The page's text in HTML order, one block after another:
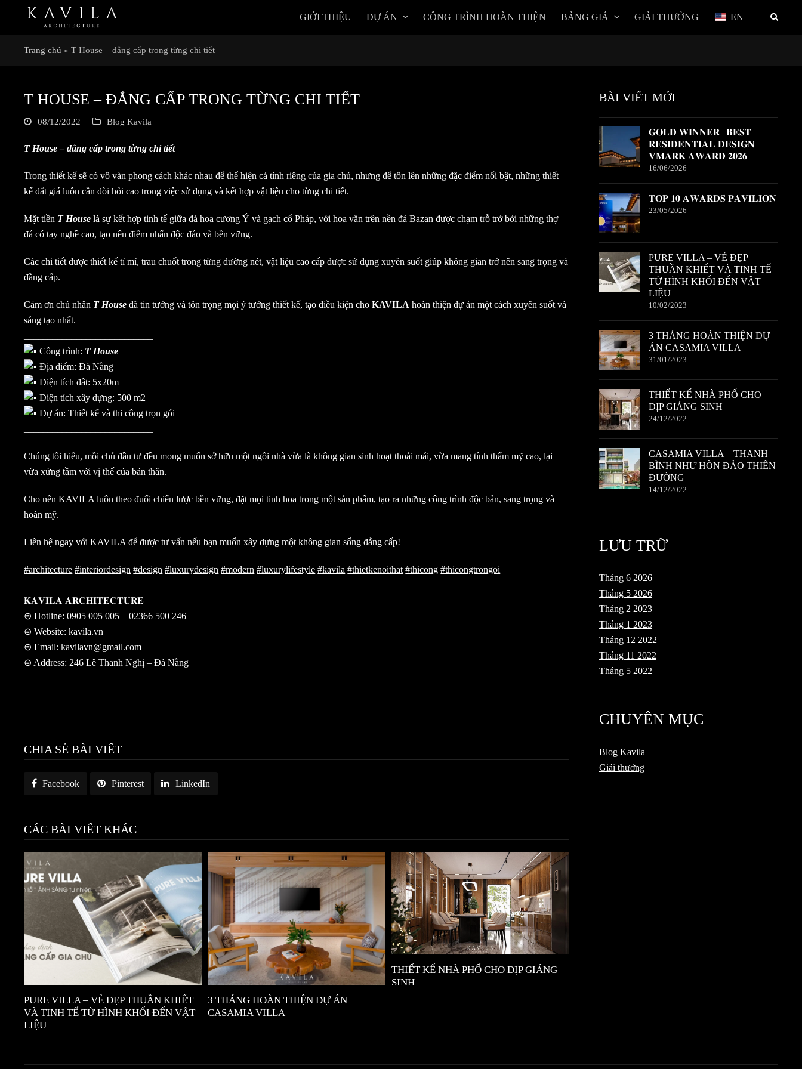
GIỚI THIỆU DỰ ÁN CÔNG TRÌNH HOÀN THIỆN BẢNG GIÁ GIẢI THƯỞNG EN
Trang chủ »T House – đẳng cấp trong từng chi tiết
T HOUSE – ĐẲNG CẤP TRONG TỪNG CHI TIẾT
08/12/2022 Blog Kavila
T House – đẳng cấp trong từng chi tiết
Trong thiết kế sẽ có vô vàn phong cách khác nhau để thể hiện cá tính riêng của gia chủ, nhưng để tôn lên những đặc điểm nổi bật, những thiết
kế đắt giá luôn cần đòi hỏi cao trong việc sử dụng và kết hợp vật liệu cho từng chi tiết.
Mặt tiền T House là sự kết hợp tinh tế giữa đá hoa cương Ý và gạch cổ Pháp, với hoa văn trên nền đá Bazan được chạm trỗ trở bởi những thợ
đá có tay nghề cao, tạo nên điểm nhấn độc đáo và bền vững.
Các chi tiết được thiết kế tỉ mỉ, trau chuốt trong từng đường nét, vật liệu cao cấp được sử dụng xuyên suốt giúp không gian trở nên sang trọng và
đẳng cấp.
Cảm ơn chủ nhân T Houseđã tin tưởng và tôn trọng mọi ý tưởng thiết kế, tạo điều kiện choKAVILA hoàn thiện dự án một cách xuyên suốt và
sáng tạo nhất.
Công trình: T House
Địa điểm: Đà Nẵng
Diện tích đât: 5x20m
Diện tích xây dựng: 500 m2
Dự án: Thiết kế và thi công trọn gói
Chúng tôi hiểu, mỗi chủ đầu tư đều mong muốn sở hữu một ngôi nhà vừa là không gian sinh hoạt thoải mái, vừa mang tính thẩm mỹ cao, lại
vừa xứng tầm với vị thế của bản thân.
Cho nên KAVILA luôn theo đuổi chiến lược bền vững, đặt mọi tinh hoa trong một sản phẩm, tạo ra những công trình độc bản, sang trọng và
hoàn mỹ.
Liên hệ ngay với KAVILA để được tư vấn nếu bạn muốn xây dựng một không gian sống đẳng cấp!
#architecture #interiordesign #design #luxurydesign #modern #luxurylifestyle #kavila #thietkenoithat #thicong #thicongtrongoi
𝐊𝐀𝐕𝐈𝐋𝐀 𝐀𝐑𝐂𝐇𝐈𝐓𝐄𝐂𝐓𝐔𝐑𝐄
⊜ Hotline: 0905 005 005 – 02366 500 246
⊜ Website: kavila.vn
⊜ Email: kavilavn@gmail.com
⊜ Address: 246 Lê Thanh Nghị – Đà Nẵng
CHIA SẺ BÀI VIẾT
Facebook Pinterest LinkedIn
CÁC BÀI VIẾT KHÁC
PURE VILLA – VẺ ĐẸP THUẦN KHIẾT
VÀ TINH TẾ TỪ HÌNH KHỐI ĐẾN VẬT
LIỆU
3 THÁNG HOÀN THIỆN DỰ ÁN
CASAMIA VILLA
THIẾT KẾ NHÀ PHỐ CHO DỊP GIÁNG
SINH
BÀI VIẾT MỚI
𝐆𝐎𝐋𝐃 𝐖𝐈𝐍𝐍𝐄𝐑 | 𝐁𝐄𝐒𝐓
𝐑𝐄𝐒𝐈𝐃𝐄𝐍𝐓𝐈𝐀𝐋 𝐃𝐄𝐒𝐈𝐆𝐍 |
𝐕𝐌𝐀𝐑𝐊 𝐀𝐖𝐀𝐑𝐃 𝟐𝟎𝟐𝟔
16/06/2026
𝐓𝐎𝐏 𝟏𝟎 𝐀𝐖𝐀𝐑𝐃𝐒 𝐏𝐀𝐕𝐈𝐋𝐈𝐎𝐍
23/05/2026
PURE VILLA – VẺ ĐẸP
THUẦN KHIẾT VÀ TINH TẾ
TỪ HÌNH KHỐI ĐẾN VẬT
LIỆU
10/02/2023
3 THÁNG HOÀN THIỆN DỰ
ÁN CASAMIA VILLA
31/01/2023
THIẾT KẾ NHÀ PHỐ CHO
DỊP GIÁNG SINH
24/12/2022
CASAMIA VILLA – THANH
BÌNH NHƯ HÒN ĐẢO THIÊN
ĐƯỜNG
14/12/2022
LƯU TRỮ
Tháng 6 2026
Tháng 5 2026
Tháng 2 2023
Tháng 1 2023
Tháng 12 2022
Tháng 11 2022
Tháng 5 2022
CHUYÊN MỤC
Blog Kavila
Giải thưởng